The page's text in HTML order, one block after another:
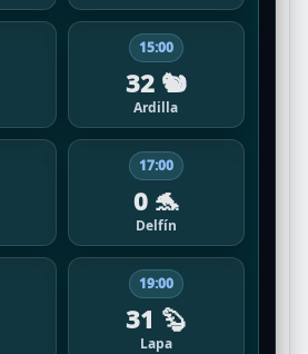
15:00
32 🐿️
Ardilla
17:00
0 🐬
Delfín
19:00
31 🦫
Lapa